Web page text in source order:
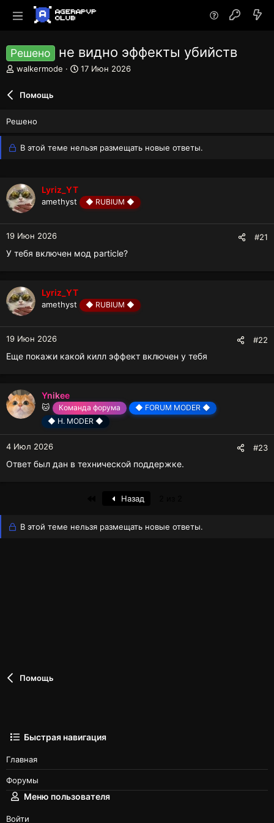
Решено не видно эффекты убийств
А
о
т
м
walkermode
Д
а
17 Июн 2026
Помощь
Решено
В этой теме нельзя размещать новые ответы.
Lyriz_YT
amethyst ◆ RUBIUM ◆
19 Июн 2026 #21
У тебя включен мод particle?
Lyriz_YT
amethyst ◆ RUBIUM ◆
19 Июн 2026 #22
Еще покажи какой килл эффект включен у тебя
Ynikee
🐱 Команда форума
◆ FORUM MODER ◆
◆ H. MODER ◆
4 Июл 2026 #23
Ответ был дан в технической поддержке.
First Назад
В этой теме нельзя размещать новые ответы.
Помощь
Быстрая навигация
Главная
Форумы
Меню пользователя
Войти